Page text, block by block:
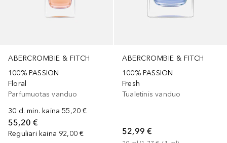
ABERCROMBIE & FITCH
100% PASSION
Floral
Parfumuotas vanduo
30 d. min. kaina 55,20 €
55,20 €
Reguliari kaina 92,00 €
ABERCROMBIE & FITCH
100% PASSION
Fresh
Tualetinis vanduo
52,99 €